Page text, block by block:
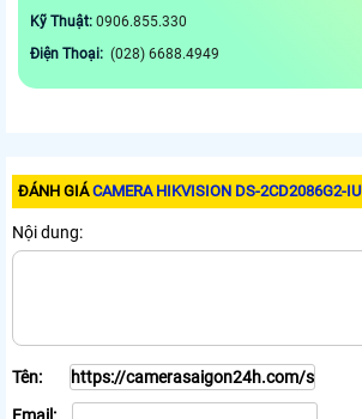
Kỹ Thuật: 0906.855.330
Điện Thoại: (028) 6688.4949
ĐÁNH GIÁCAMERA HIKVISION DS-2CD2086G2-IU
Nội dung:
Tên: